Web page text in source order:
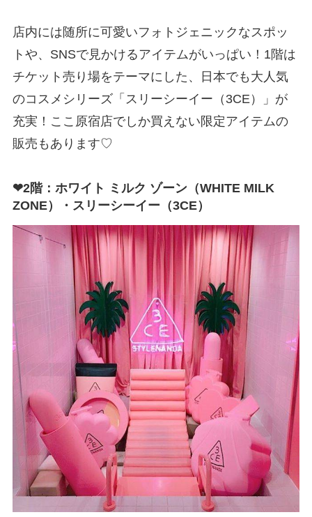
店内には随所に可愛いフォトジェニックなスポッ
トや、SNSで見かけるアイテムがいっぱい！1階は
チケット売り場をテーマにした、日本でも大人気
のコスメシリーズ「スリーシーイー（3CE）」が
充実！ここ原宿店でしか買えない限定アイテムの
販売もあります♡
❤2階：ホワイト ミルク ゾーン（WHITE MILK
ZONE）・スリーシーイー（3CE）